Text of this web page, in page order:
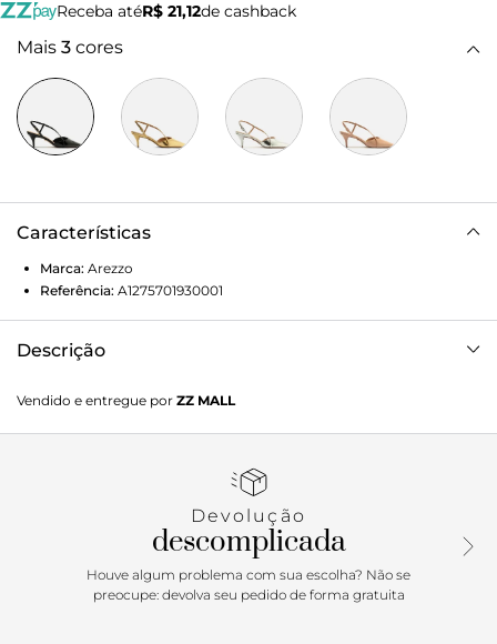
Receba atéR$ 21,12de cashback
Mais 3 cores
Características
Marca: Arezzo
Referência: A1275701930001
Descrição
Vendido e entregue por ZZ MALL
Devolução
descomplicada
Houve algum problema com sua escolha? Não se
preocupe: devolva seu pedido de forma gratuita